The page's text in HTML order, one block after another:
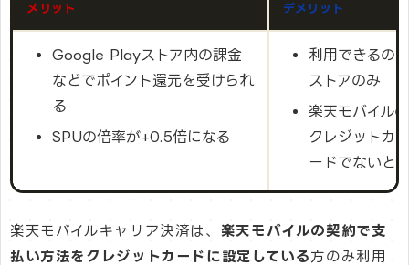
メリット デメリット
Google Playストア内の課金
などでポイント還元を受けられ
る
SPUの倍率が+0.5倍になる
利用できるの
ストアのみ
楽天モバイル
クレジットカ
ードでないと
楽天モバイルキャリア決済は、 楽天モバイルの契約で支
払い方法をクレジットカードに設定している方のみ利用